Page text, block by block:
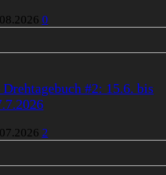
0
#2: 15.6. bis
2